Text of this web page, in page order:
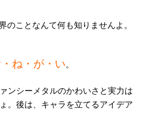
のことなんて何も知りませんよ。
ね・が・い。
ンシーメタルのかわいさと実力は
。後は、キャラを立てるアイデア